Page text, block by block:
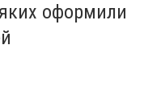
оформили